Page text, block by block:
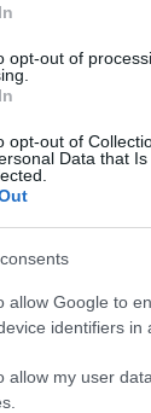
opt-out of
opt-out of
Data that
allow Google to
identifiers in
allow my user